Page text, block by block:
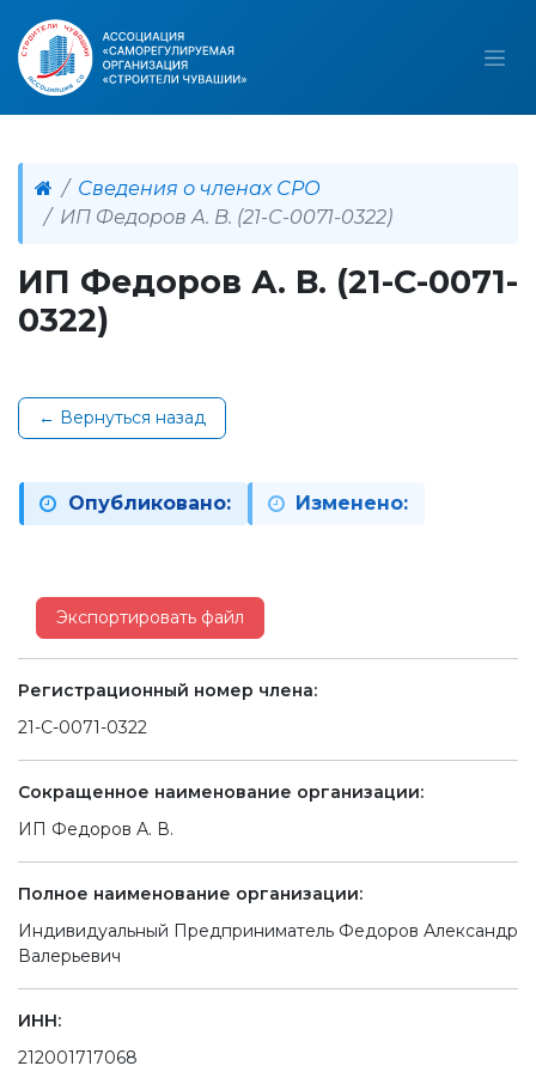
Сведения о членах СРО
ИП Федоров А. В. (21-С-0071-0322)
ИП Федоров А. В. (21-С-0071-
0322)
← Вернуться назад
Опубликовано: Изменено:
Экспортировать файл
Регистрационный номер члена:
21-С-0071-0322
Сокращенное наименование организации:
ИП Федоров А. В.
Полное наименование организации:
Индивидуальный Предприниматель Федоров Александр
Валерьевич
ИНН:
212001717068